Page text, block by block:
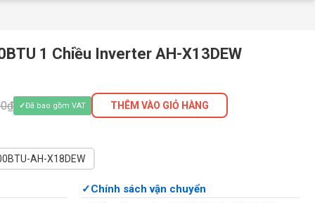
1 Chiều Inverter AH-X13DEW
Đã bao gồm VAT THÊM VÀO GIỎ HÀNG
AH-X18DEW
Chính sách vận chuyển